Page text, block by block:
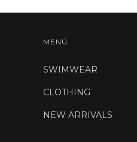
MENÚ
SWIMWEAR
CLOTHING
NEW ARRIVALS